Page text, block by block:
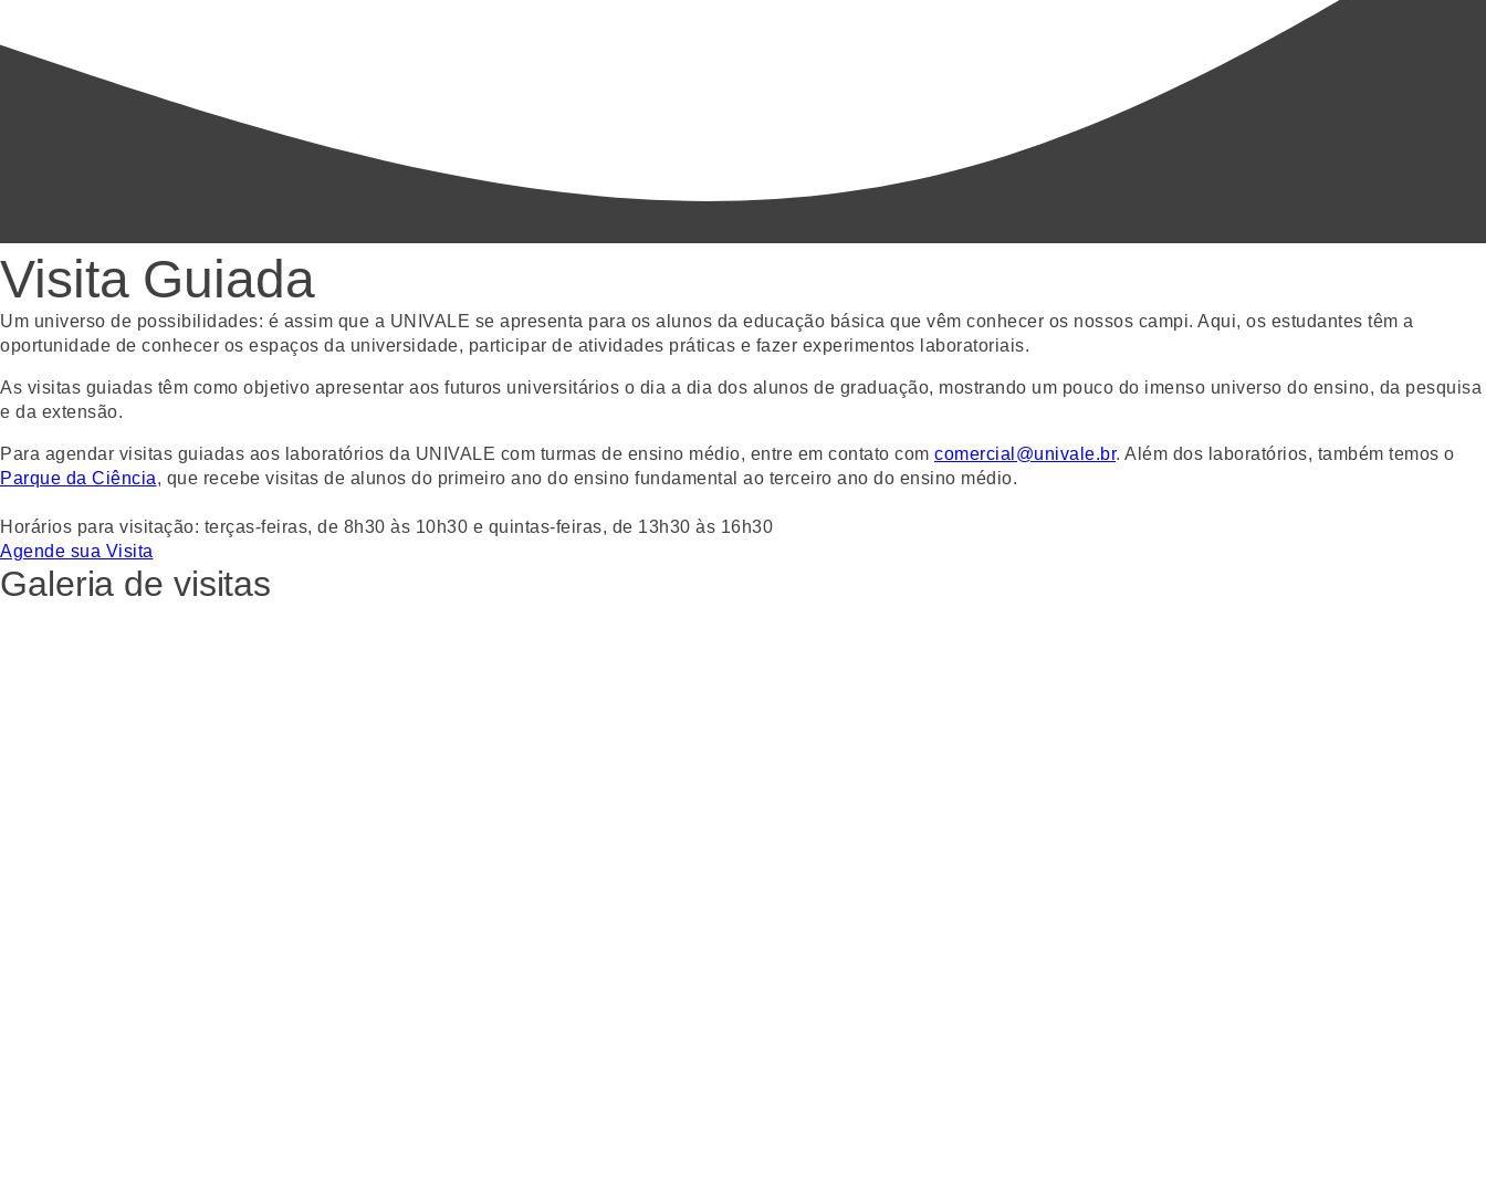
Visita Guiada
Um universo de possibilidades: é assim que a UNIVALE se apresenta para os alunos da educação básica que vêm conhecer os nossos campi. Aqui, os estudantes têm a
oportunidade de conhecer os espaços da universidade, participar de atividades práticas e fazer experimentos laboratoriais.
As visitas guiadas têm como objetivo apresentar aos futuros universitários o dia a dia dos alunos de graduação, mostrando um pouco do imenso universo do ensino, da pesquisa
e da extensão.
Para agendar visitas guiadas aos laboratórios da UNIVALE com turmas de ensino médio, entre em contato com comercial@univale.br. Além dos laboratórios, também temos o
Parque da Ciência, que recebe visitas de alunos do primeiro ano do ensino fundamental ao terceiro ano do ensino médio.
Horários para visitação: terças-feiras, de 8h30 às 10h30 e quintas-feiras, de 13h30 às 16h30
Agende sua Visita
Galeria de visitas